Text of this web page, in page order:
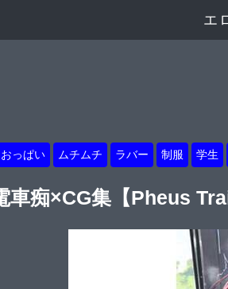
エ
おっぱい ムチムチ ラバー 制服 学生
車痴×CG集【Pheus